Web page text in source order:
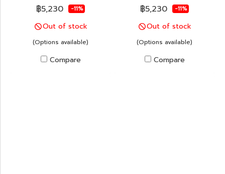
฿5,230 -11%
Out of stock
(Options available)
Compare
฿5,230 -11%
Out of stock
(Options available)
Compare